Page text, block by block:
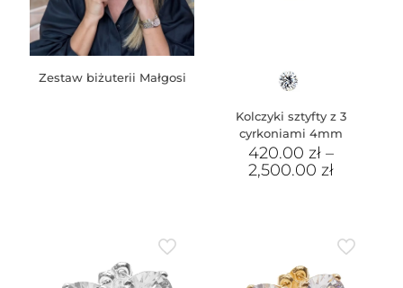
Zestaw biżuterii Małgosi
Kolczyki sztyfty z 3
cyrkoniami 4mm
420.00 zł–
2,500.00 zł